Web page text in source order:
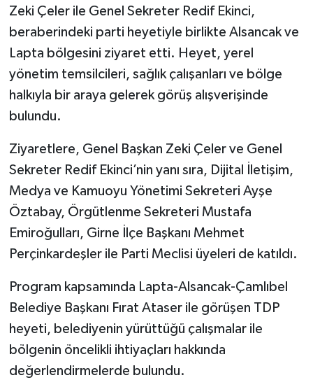
Zeki Çeler ile Genel Sekreter Redif Ekinci,
beraberindeki parti heyetiyle birlikte Alsancak ve
Lapta bölgesini ziyaret etti. Heyet, yerel
yönetim temsilcileri, sağlık çalışanları ve bölge
halkıyla bir araya gelerek görüş alışverişinde
bulundu.
Ziyaretlere, Genel Başkan Zeki Çeler ve Genel
Sekreter Redif Ekinci’nin yanı sıra, Dijital İletişim,
Medya ve Kamuoyu Yönetimi Sekreteri Ayşe
Öztabay, Örgütlenme Sekreteri Mustafa
Emiroğulları, Girne İlçe Başkanı Mehmet
Perçinkardeşler ile Parti Meclisi üyeleri de katıldı.
Program kapsamında Lapta-Alsancak-Çamlıbel
Belediye Başkanı Fırat Ataser ile görüşen TDP
heyeti, belediyenin yürüttüğü çalışmalar ile
bölgenin öncelikli ihtiyaçları hakkında
değerlendirmelerde bulundu.